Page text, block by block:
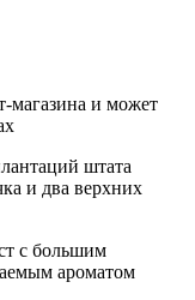
магазина и может
штата
и два верхних
с большим
ароматом